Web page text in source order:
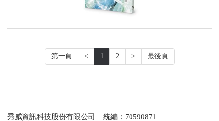
第一頁 < 1 2 > 最後頁
秀威資訊科技股份有限公司 統編：70590871